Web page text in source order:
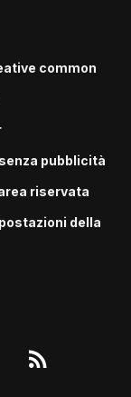
common
pubblicità
riservata
della